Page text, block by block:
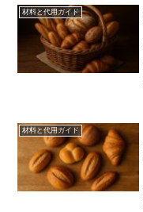
材料と代用ガイド
材料と代用ガイド